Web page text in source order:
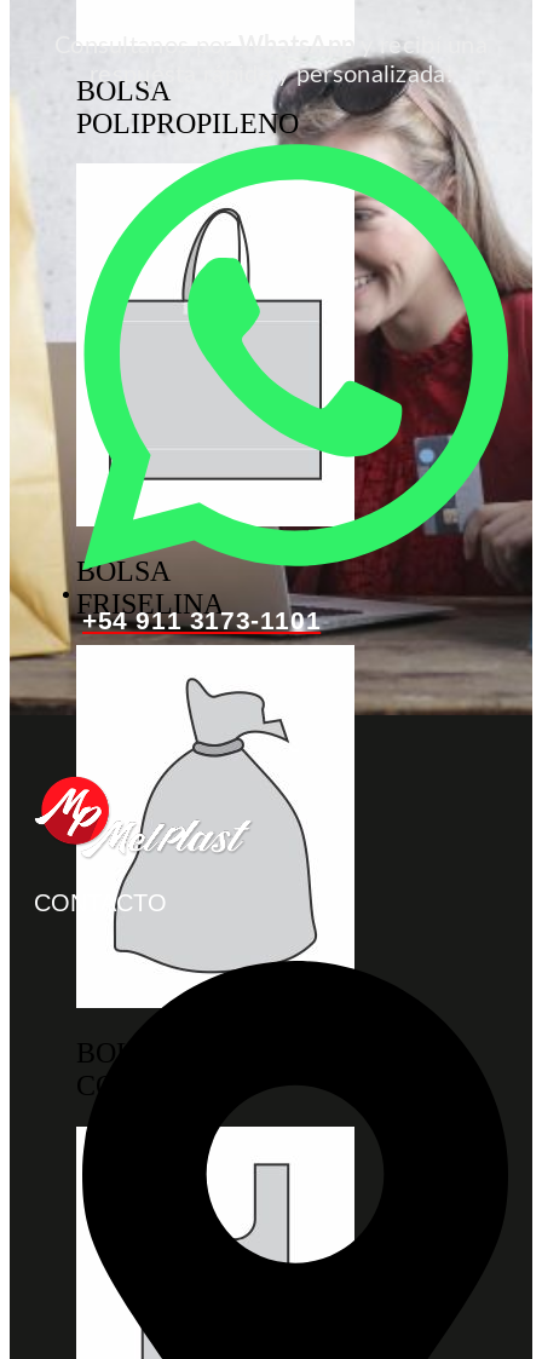
BOLSA
POLIPROPILENO
BOLSA
FRISELINA
BOLSA
CONSORCIO
Consultanos porWhatsApp y recibí una
respuesta rápida y personalizada!
+54 911 3173-1101
CONTACTO